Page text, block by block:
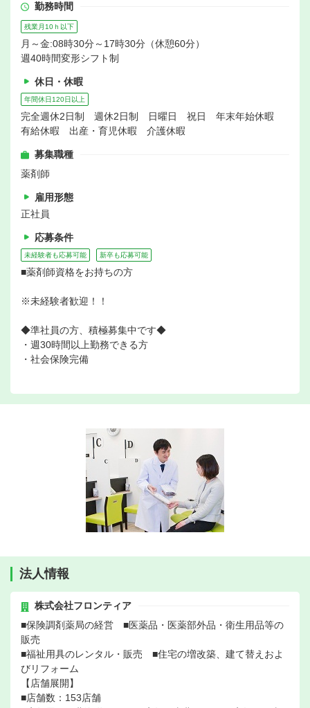
勤務時間
残業月10ｈ以下
月～金:08時30分～17時30分（休憩60分）
週40時間変形シフト制
休日・休暇
年間休日120日以上
完全週休2日制 週休2日制 日曜日 祝日 年末年始休暇
有給休暇 出産・育児休暇 介護休暇
募集職種
薬剤師
雇用形態
正社員
応募条件
未経験者も応募可能 新卒も応募可能
■薬剤師資格をお持ちの方
※未経験者歓迎！！
◆準社員の方、積極募集中です◆
・週30時間以上勤務できる方
・社会保険完備
法人情報
株式会社フロンティア
■保険調剤薬局の経営 ■医薬品・医薬部外品・衛生用品等の
販売
■福祉用具のレンタル・販売 ■住宅の増改築、建て替えおよ
びリフォーム
【店舗展開】
■店舗数：153店舗